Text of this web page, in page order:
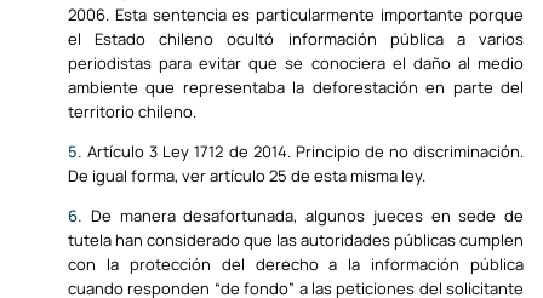
2006. Esta sentencia es particularmente importante porque
el Estado chileno ocultó información pública a varios
periodistas para evitar que se conociera el daño al medio
ambiente que representaba la deforestación en parte del
territorio chileno.
5.Artículo 3 Ley 1712 de 2014. Principio de no discriminación.
De igual forma, ver artículo 25 de esta misma ley.
6. De manera desafortunada, algunos jueces en sede de
tutela han considerado que las autoridades públicas cumplen
con la protección del derecho a la información pública
cuando responden “de fondo” a las peticiones del solicitante